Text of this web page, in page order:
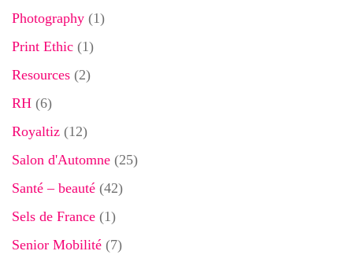
Photography (1)
Print Ethic (1)
Resources (2)
RH (6)
Royaltiz (12)
Salon d'Automne (25)
Santé – beauté (42)
Sels de France (1)
Senior Mobilité (7)